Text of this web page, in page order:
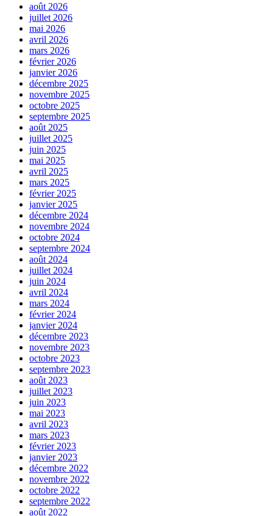
août 2026
juillet 2026
mai 2026
avril 2026
mars 2026
février 2026
janvier 2026
décembre 2025
novembre 2025
octobre 2025
septembre 2025
août 2025
juillet 2025
juin 2025
mai 2025
avril 2025
mars 2025
février 2025
janvier 2025
décembre 2024
novembre 2024
octobre 2024
septembre 2024
août 2024
juillet 2024
juin 2024
avril 2024
mars 2024
février 2024
janvier 2024
décembre 2023
novembre 2023
octobre 2023
septembre 2023
août 2023
juillet 2023
juin 2023
mai 2023
avril 2023
mars 2023
février 2023
janvier 2023
décembre 2022
novembre 2022
octobre 2022
septembre 2022
août 2022